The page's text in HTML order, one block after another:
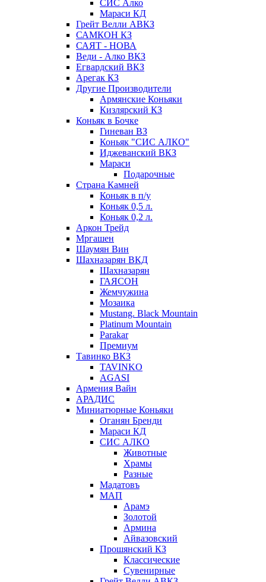
СИС Алко
Мараси КД
Грейт Велли АВКЗ
САМКОН КЗ
САЯТ - НОВА
Веди - Алко ВКЗ
Егвардский ВКЗ
Арегак КЗ
Другие Производители
Армянские Коньяки
Кизлярский КЗ
Коньяк в Бочке
Гиневан ВЗ
Коньяк "СИС АЛКО"
Иджеванский ВКЗ
Мараси
Подарочные
Страна Камней
Коньяк в п/у
Коньяк 0,5 л.
Коньяк 0,2 л.
Аркон Трейд
Мргашен
Шаумян Вин
Шахназарян ВКД
Шахназарян
ГАЯСОН
Жемчужина
Мозаика
Mustang. Black Mountain
Platinum Mountain
Parakar
Премиум
Тавинко ВКЗ
TAVINKO
AGASI
Армения Вайн
АРАДИС
Миниатюрные Коньяки
Оганян Бренди
Мараси КД
СИС АЛКО
Животные
Храмы
Разные
Мадатовъ
МАП
Арамэ
Золотой
Армина
Айвазовский
Прошянский КЗ
Классические
Сувенирные